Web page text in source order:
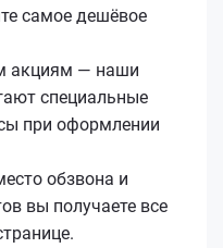
самое дешёвое
акциям — наши
специальные
при оформлении
обзвона и
вы получаете все